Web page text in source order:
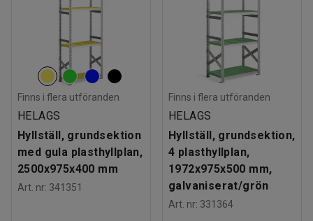
Finns i flera utföranden
HELAGS
Hyllställ, grundsektion
med gula plasthyllplan,
2500x975x400 mm
Art. nr: 341351
Finns i flera utföranden
HELAGS
Hyllställ, grundsektion,
4 plasthyllplan,
1972x975x500 mm,
galvaniserat/grön
Art. nr: 331364